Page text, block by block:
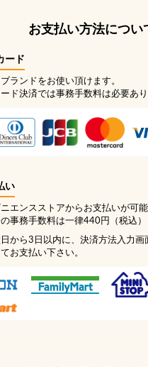
お支払い方法につい
ード
ランドをお使い頂けます。
ド決済では事務手数料は必要あり
い
エンスストアからお支払いが可能
事務手数料は一律440円（税込）
から3日以内に、決済方法入力画
お支払い下さい。